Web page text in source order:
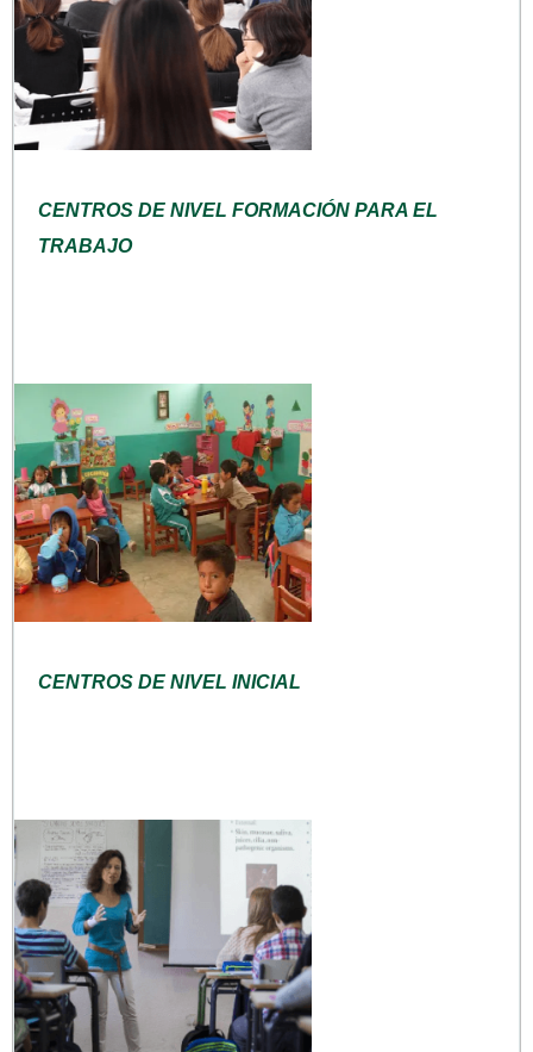
CENTROS DE NIVEL FORMACIÓN PARA EL
TRABAJO
CENTROS DE NIVEL INICIAL